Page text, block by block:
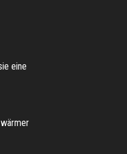
eine